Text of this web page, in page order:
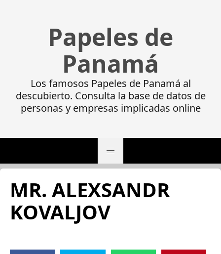
Papeles de
Panamá
Los famosos Papeles de Panamá al
descubierto. Consulta la base de datos de
personas y empresas implicadas online
MR. ALEXSANDR
KOVALJOV